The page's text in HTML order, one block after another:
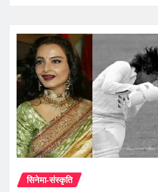
सिनेमा-संस्कृति